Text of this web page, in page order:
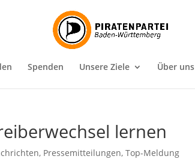
Spenden Unsere Ziele Über uns
lernen
, Pressemitteilungen,Top-Meldung